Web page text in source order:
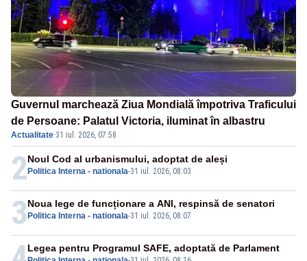
Guvernul marchează Ziua Mondială împotriva Traficului
de Persoane: Palatul Victoria, iluminat în albastru
Actualitate·31 iul. 2026, 07:58
2 Politica Interna - nationala-31 iul. 2026, 08:03
Noul Cod al urbanismului, adoptat de aleși
3 Politica Interna - nationala-31 iul. 2026, 08:07
Noua lege de funcționare a ANI, respinsă de senatori
Legea pentru Programul SAFE, adoptată de Parlament